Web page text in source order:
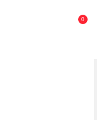
0